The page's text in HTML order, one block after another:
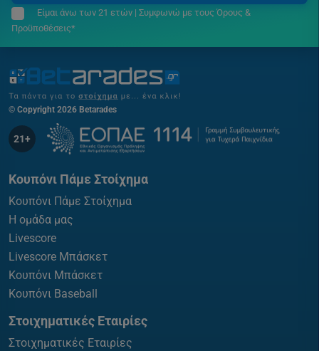
Είμαι άνω των 21 ετών | Συμφωνώ με τους Όρους &
Προϋποθέσεις*
© Copyright 2026 Betarades
21+
Κουπόνι Πάμε Στοίχημα
Κουπόνι Πάμε Στοίχημα
Η ομάδα μας
Livescore
Livescore Μπάσκετ
Κουπόνι Μπάσκετ
Κουπόνι Baseball
Στοιχηματικές Εταιρίες
Στοιχηματικές Εταιρίες